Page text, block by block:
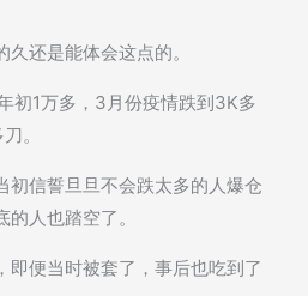
还是能体会这点的。
初1万多，3月份疫情跌到3K多
。
初信誓旦旦不会跌太多的人爆仓
人也踏空了。
即便当时被套了，事后也吃到了